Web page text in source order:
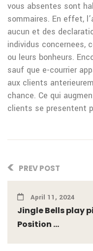
vous absentes sont
sommaires. En effet,
aucun et des
individus concernees,
ou leurs bonheurs.
sauf que e-courrier
aux clients
chance. Ce qui
clients se presentent
PREV POST
April 11, 2024
Jingle Bells play
Position ...